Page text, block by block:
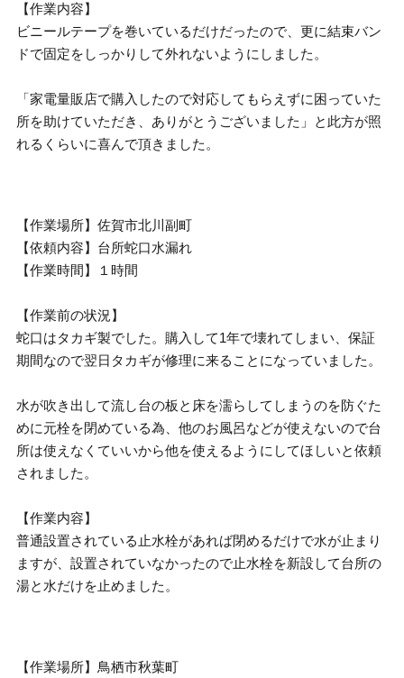
【作業内容】
ビニールテープを巻いているだけだったので、更に結束バン
ドで固定をしっかりして外れないようにしました。
「家電量販店で購入したので対応してもらえずに困っていた
所を助けていただき、ありがとうございました」と此方が照
れるくらいに喜んで頂きました。
【作業場所】佐賀市北川副町
【依頼内容】台所蛇口水漏れ
【作業時間】１時間
【作業前の状況】
蛇口はタカギ製でした。購入して1年で壊れてしまい、保証
期間なので翌日タカギが修理に来ることになっていました。
水が吹き出して流し台の板と床を濡らしてしまうのを防ぐた
めに元栓を閉めている為、他のお風呂などが使えないので台
所は使えなくていいから他を使えるようにしてほしいと依頼
されました。
【作業内容】
普通設置されている止水栓があれば閉めるだけで水が止まり
ますが、設置されていなかったので止水栓を新設して台所の
湯と水だけを止めました。
【作業場所】鳥栖市秋葉町